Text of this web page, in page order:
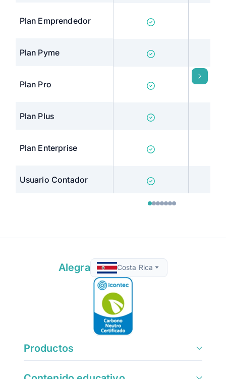
Plan Emprendedor
Plan Pyme
Plan Pro
Plan Plus
Plan Enterprise
Usuario Contador
Alegra Costa Rica
Productos